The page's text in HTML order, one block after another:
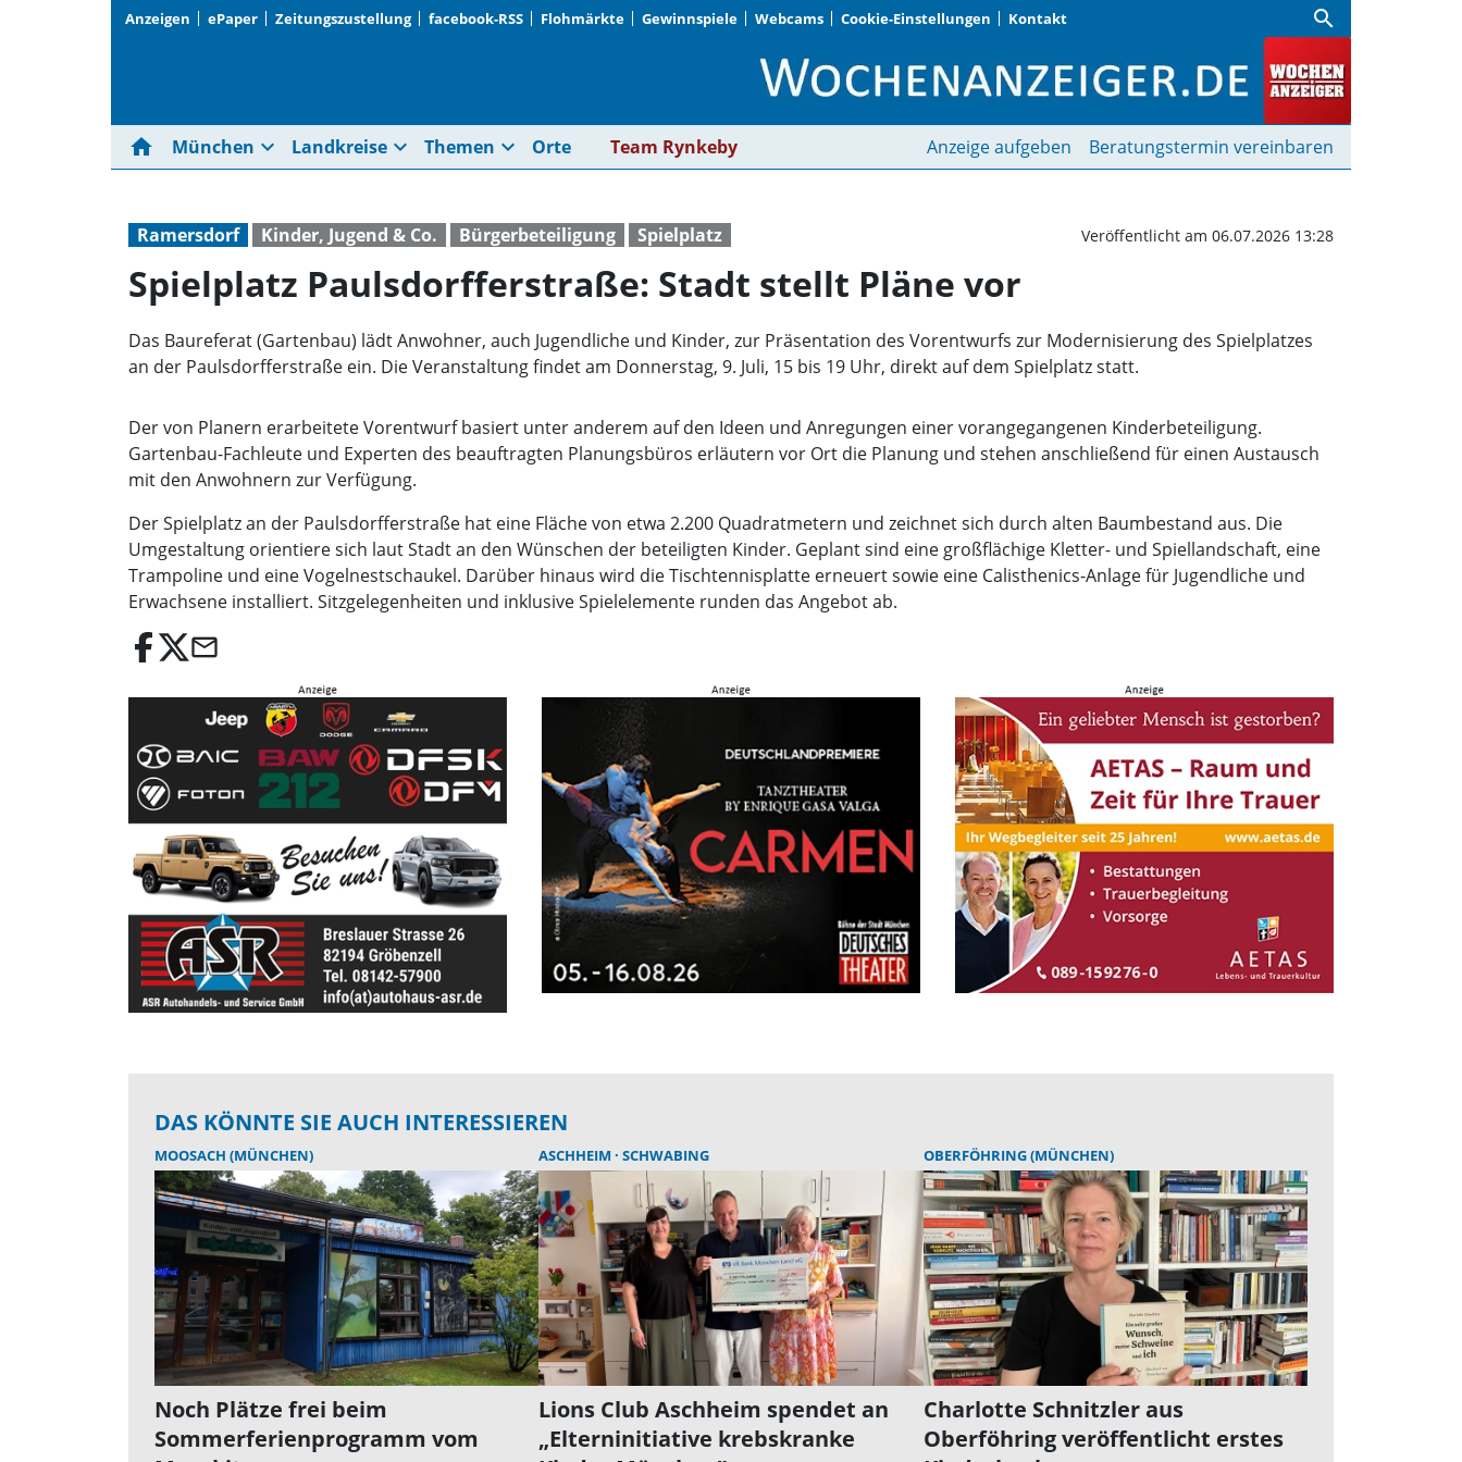
Anzeigen ePaper Zeitungszustellung facebook-RSS Flohmärkte Gewinnspiele Webcams Cookie-Einstellungen Kontakt search
Spielplatz Paulsdorfferstraße: Stadt stellt
home München expand_more Landkreise expand_more Themen expand_more Orte Team Rynkeby Anzeige aufgeben Beratungstermin vereinbaren
Ramersdorf Kinder, Jugend & Co. Bürgerbeteiligung Spielplatz Veröffentlicht am 06.07.2026 13:28
Spielplatz Paulsdorfferstraße: Stadt stellt Pläne vor
Das Baureferat (Gartenbau) lädt Anwohner, auch Jugendliche und Kinder, zur Präsentation des Vorentwurfs zur Modernisierung des Spielplatzes
an der Paulsdorfferstraße ein. Die Veranstaltung findet am Donnerstag, 9. Juli, 15 bis 19 Uhr, direkt auf dem Spielplatz statt.
Der von Planern erarbeitete Vorentwurf basiert unter anderem auf den Ideen und Anregungen einer vorangegangenen Kinderbeteiligung.
Gartenbau-Fachleute und Experten des beauftragten Planungsbüros erläutern vor Ort die Planung und stehen anschließend für einen Austausch
mit den Anwohnern zur Verfügung.
Der Spielplatz an der Paulsdorfferstraße hat eine Fläche von etwa 2.200 Quadratmetern und zeichnet sich durch alten Baumbestand aus. Die
Umgestaltung orientiere sich laut Stadt an den Wünschen der beteiligten Kinder. Geplant sind eine großflächige Kletter- und Spiellandschaft, eine
Trampoline und eine Vogelnestschaukel. Darüber hinaus wird die Tischtennisplatte erneuert sowie eine Calisthenics-Anlage für Jugendliche und
Erwachsene installiert. Sitzgelegenheiten und inklusive Spielelemente runden das Angebot ab.
email
DAS KÖNNTE SIE AUCH INTERESSIEREN
MOOSACH (MÜNCHEN)
Noch Plätze frei beim
Sommerferienprogramm vom
ASCHHEIM SCHWABING
Lions Club Aschheim spendet an
„Elterninitiative krebskranke
OBERFÖHRING (MÜNCHEN)
Charlotte Schnitzler aus
Oberföhring veröffentlicht erstes